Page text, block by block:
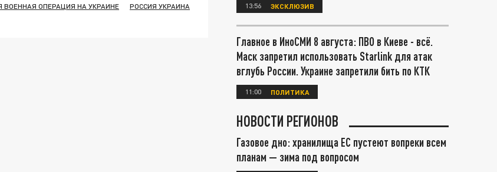
ВОЕННАЯ ОПЕРАЦИЯ НА УКРАИНЕ
РОССИЯ УКРАИНА
13:56 ЭКСКЛЮЗИВ
Главное в ИноСМИ 8 августа: ПВО в Киеве - всё.
Маск запретил использовать Starlink для атак
вглубь России. Украине запретили бить по КТК
11:00 ПОЛИТИКА
НОВОСТИ РЕГИОНОВ
Газовое дно: хранилища ЕС пустеют вопреки всем
планам — зима под вопросом